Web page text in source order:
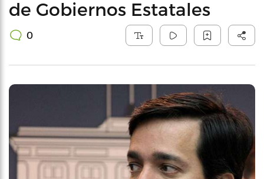
de Gobiernos Estatales
0